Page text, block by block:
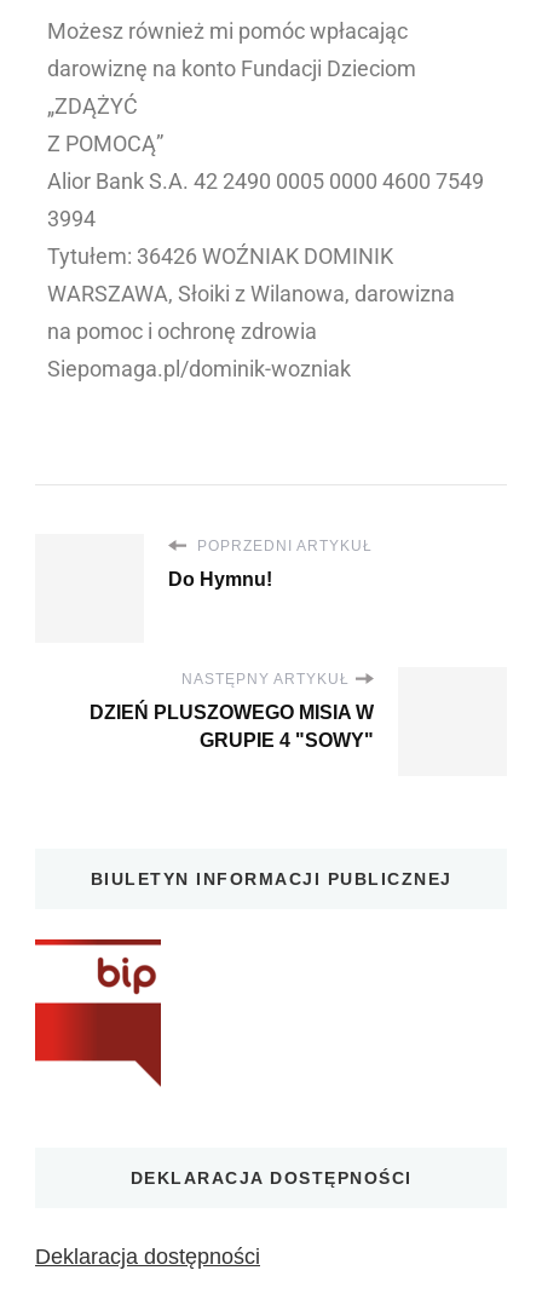
Możesz również mi pomóc wpłacając
darowiznę na konto Fundacji Dzieciom
„ZDĄŻYĆ
Z POMOCĄ”
Alior Bank S.A. 42 2490 0005 0000 4600 7549
3994
Tytułem: 36426 WOŹNIAK DOMINIK
WARSZAWA, Słoiki z Wilanowa, darowizna
na pomoc i ochronę zdrowia
Siepomaga.pl/dominik-wozniak
POPRZEDNI ARTYKUŁ
Do Hymnu!
NASTĘPNY ARTYKUŁ
DZIEŃ PLUSZOWEGO MISIA W
GRUPIE 4 "SOWY"
BIULETYN INFORMACJI PUBLICZNEJ
DEKLARACJA DOSTĘPNOŚCI
Deklaracja dostępności